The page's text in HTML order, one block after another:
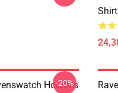
Hoodies
-20%